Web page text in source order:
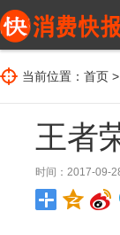
当前位置： 首页 >
王者
时间：2017-09-